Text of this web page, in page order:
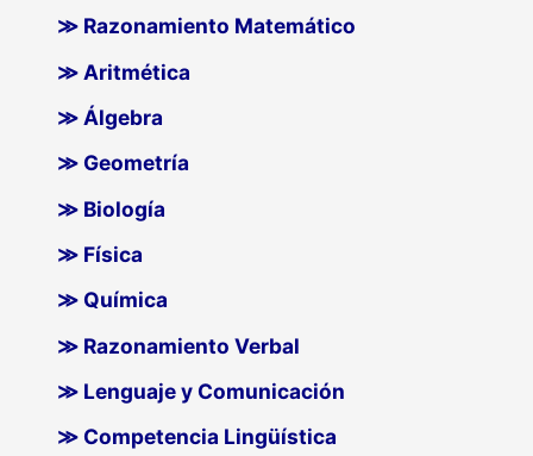
≫ Razonamiento Matemático
≫ Aritmética
≫ Álgebra
≫ Geometría
≫ Biología
≫ Física
≫ Química
≫ Razonamiento Verbal
≫ Lenguaje y Comunicación
≫ Competencia Lingüística